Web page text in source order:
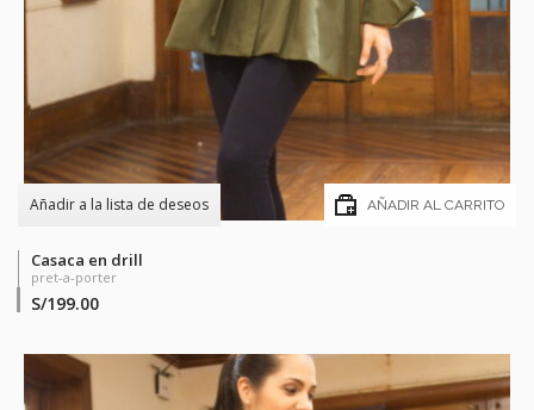
Añadir a la lista de deseos AÑADIR AL CARRITO
Casaca en drill
pret-a-porter
S/199.00